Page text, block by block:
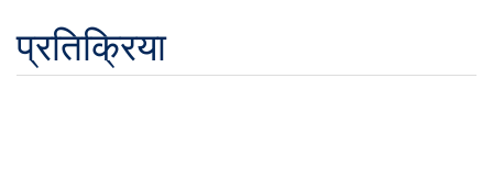
प्रतिक्रिया